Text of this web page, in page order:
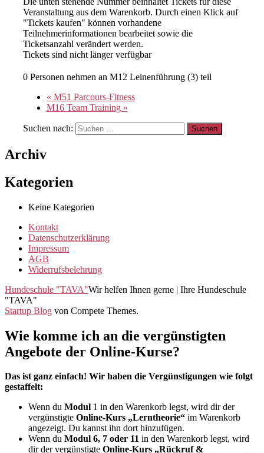
Veranstaltung aus dem Warenkorb. Durch einen Klick auf
"Tickets kaufen" können vorhandene
Teilnehmerinformationen bearbeitet sowie die
Ticketsanzahl verändert werden.
Tickets sind nicht länger verfügbar
0 Personen nehmen an M12 Leinenführung (3) teil
« M51 Parcours-Fitness
M16 Team Training »
Suchen nach:
Archiv
Kategorien
Keine Kategorien
Kontakt
Datenschutzerklärung
Impressum
AGB
Widerrufsbelehrung
Hundeschule "TAVA"Wir helfen Ihnen gerne | Ihre Hundeschule
"TAVA"
Startup Blog von Compete Themes.
Wie komme ich an die vergünstigten
Angebote der Online-Kurse?
Das ist ganz einfach! Wir haben die Vergünstigungen wie folgt
gestaffelt:
Wenn du Modul 1 in den Warenkorb legst, wird dir der
vergünstigte Online-Kurs „Lerntheorie“ im Warenkorb
angezeigt. Du kannst ihn dort hinzufügen.
Wenn du Modul 6, 7 oder 11 in den Warenkorb legst, wird
dir der vergünstigte Online-Kurs „Rückruf &